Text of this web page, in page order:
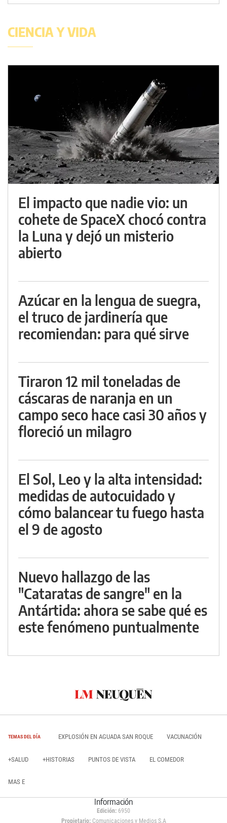
CIENCIA Y VIDA
El impacto que nadie vio: un
cohete de SpaceX chocó contra
la Luna y dejó un misterio
abierto
Azúcar en la lengua de suegra,
el truco de jardinería que
recomiendan: para qué sirve
Tiraron 12 mil toneladas de
cáscaras de naranja en un
campo seco hace casi 30 años y
floreció un milagro
El Sol, Leo y la alta intensidad:
medidas de autocuidado y
cómo balancear tu fuego hasta
el 9 de agosto
Nuevo hallazgo de las
"Cataratas de sangre" en la
Antártida: ahora se sabe qué es
este fenómeno puntualmente
TEMAS DEL DÍA EXPLOSIÓN EN AGUADA SAN ROQUE VACUNACIÓN
+SALUD +HISTORIAS PUNTOS DE VISTA EL COMEDOR
MAS E
Información
Edición: 6950
Propietario:Comunicaciones y Medios S.A